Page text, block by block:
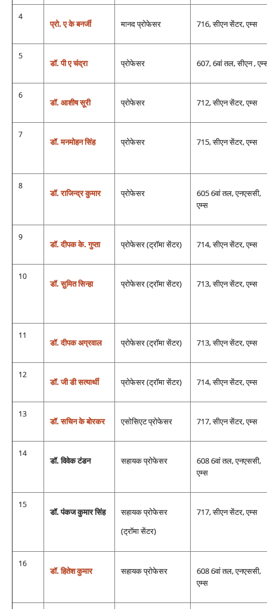
4
प्रो. ए के बनर्जी मानद प्रोफेसर 716, सीएन सेंटर, एम्‍स
5
डॉ. पी ए चंद्रा प्रोफेसर 607, 6वां तल, सीएन ,
6
डॉ. आशीष सूरी प्रोफेसर 712, सीएन सेंटर, एम्‍स
7
डॉ. मनमोहन सिंह प्रोफेसर 715, सीएन सेंटर, एम्‍स
8
डॉ. राजिन्‍द्र कुमार प्रोफेसर
605 6वां तल, एनएससी,
एम्‍स
9
डॉ. दीपक के. गुप्‍ता प्रोफेसर (ट्रॉमा सेंटर) 714, सीएन सेंटर, एम्‍स
10
डॉ. सुमित सिन्‍हा प्रोफेसर (ट्रॉमा सेंटर) 713, सीएन सेंटर, एम्‍स
11
डॉ. दीपक अग्रवाल प्रोफेसर (ट्रॉमा सेंटर) 713, सीएन सेंटर, एम्‍स
12
डॉ. जी डी सत्‍यार्थी प्रोफेसर (ट्रॉमा सेंटर) 714, सीएन सेंटर, एम्‍स
13
डॉ. सचिन के बोरकर एसोसिएट प्रोफेसर 717, सीएन सेंटर, एम्‍स
14
डॉ. विवेक टंडन सहायक प्रोफेसर
608 6वां तल, एनएससी,
एम्‍स
15
डॉ. पंकज कुमार सिंह
सहायक प्रोफेसर
(ट्रॉमा सेंटर)
717, सीएन सेंटर, एम्‍स
16
डॉ. हितेश कुमार सहायक प्रोफेसर
608 6वां तल, एनएससी,
एम्‍स